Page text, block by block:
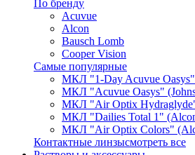
По бренду
Acuvue
Alcon
Bausch Lomb
Cooper Vision
Самые популярные
МКЛ "1-Day Acuvue Oasys"
МКЛ "Acuvue Oasys"
МКЛ "Air Optix
МКЛ "Dailies Total 1"
МКЛ "Air Optix Colors"
Контактные линзысмотреть все